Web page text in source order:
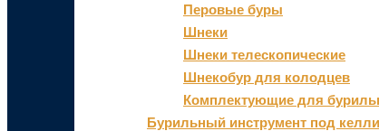
Перовые буры
Шнеки
Шнеки телескопические
Шнекобур для колодцев
Комплектующие для
Бурильный инструмент под